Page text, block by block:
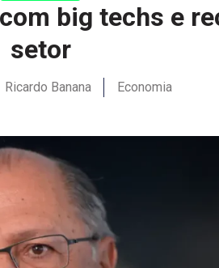
big techs e
setor
Ricardo Banana Economia